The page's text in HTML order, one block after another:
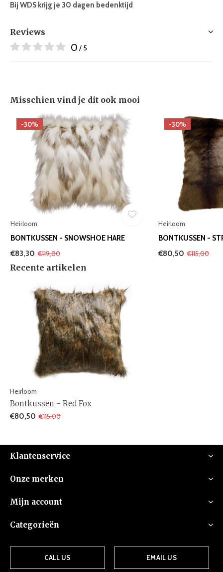
Bij WDS krijg je 30 dagen bedenktijd
Reviews
0 / 5
Misschien vind je dit ook mooi
-30%
Heirloom
BONTKUSSEN - SNOWSHOE HARE
€83,30 €119,00
-30%
Heirloom
BONTKUSSEN -
€80,50 €115,00
Recente artikelen
Heirloom
Bontkussen - Red Fox
€80,50 €115,00
Klantenservice
Onze merken
Mijn account
Categorieën
CALL US EMAIL US